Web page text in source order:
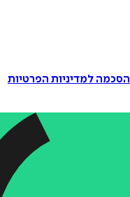
הסכמה למדיניות הפרטיות